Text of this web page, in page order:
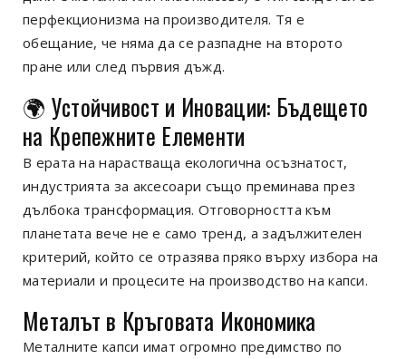
перфекционизма на производителя. Тя е
обещание, че няма да се разпадне на второто
пране или след първия дъжд.
🌍 Устойчивост и Иновации: Бъдещето
на Крепежните Елементи
В ерата на нарастваща екологична осъзнатост,
индустрията за аксесоари също преминава през
дълбока трансформация. Отговорността към
планетата вече не е само тренд, а задължителен
критерий, който се отразява пряко върху избора на
материали и процесите на производство на капси.
Металът в Кръговата Икономика
Металните капси имат огромно предимство по